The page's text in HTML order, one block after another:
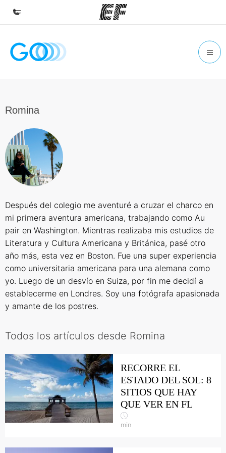
Inicio
Encuentra una oficina
Sobre nosotros
Quiénes somos
Únete al equipo
Romina
Después del colegio me aventuré a cruzar el charco en
mi primera aventura americana, trabajando como Au
pair en Washington. Mientras realizaba mis estudios de
Literatura y Cultura Americana y Británica, pasé otro
año más, esta vez en Boston. Fue una super experiencia
como universitaria americana para una alemana como
yo. Luego de un desvío en Suiza, por fin me decidí a
establecerme en Londres. Soy una fotógrafa apasionada
y amante de los postres.
Todos los artículos desde Romina
RECORRE EL
ESTADO DEL SOL: 8
SITIOS QUE HAY
QUE VER EN FL
min